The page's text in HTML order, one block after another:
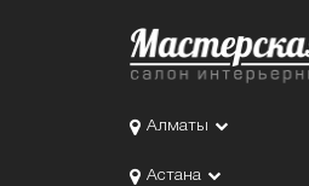
Алматы
Астана